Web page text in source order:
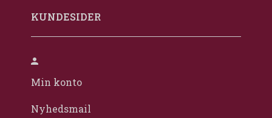
KUNDESIDER
Min konto
Nyhedsmail